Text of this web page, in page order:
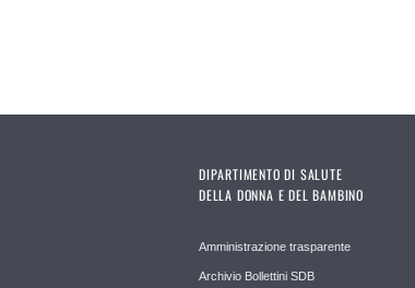
DIPARTIMENTO DI SALUTE
DELLA DONNA E DEL BAMBINO
Amministrazione trasparente
Archivio Bollettini SDB